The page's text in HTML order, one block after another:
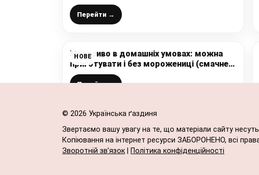
Перейти →
НОВЕ
Морозиво в домашніх умовах: можна
приготувати і без морожениці (смачне
шоколадне морозиво на десерт, ділюсь
рецептом)
Перейти →
© 2026 Українська ґаздиня
Звертаємо вашу увагу на те, що матеріали сайту
Копіювання на інтернет ресурси ЗАБОРОНЕНО, всі
Зворотній зв’язок
Політика конфіденційності